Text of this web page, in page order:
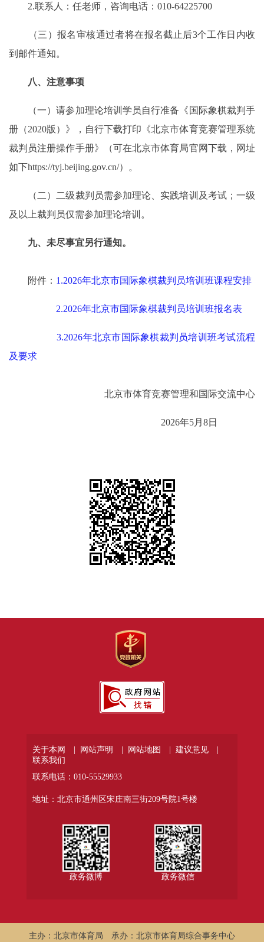
2.联系人：任老师，咨询电话：010-64225700
（三）报名审核通过者将在报名截止后3个工作日内收
到邮件通知。
八、注意事项
（一）请参加理论培训学员自行准备《国际象棋裁判手
册（2020版）》，自行下载打印《北京市体育竞赛管理系统
裁判员注册操作手册》（可在北京市体育局官网下载，网址
如下https://tyj.beijing.gov.cn/）。
（二）二级裁判员需参加理论、实践培训及考试；一级
及以上裁判员仅需参加理论培训。
九、未尽事宜另行通知。
附件： 1.2026年北京市国际象棋裁判员培训班课程安排
2.2026年北京市国际象棋裁判员培训班报名表
3.2026年北京市国际象棋裁判员培训班考试流程
及要求
北京市体育竞赛管理和国际交流中心
2026年5月8日
关于本网 | 网站声明 | 网站地图 |
建议意见 |
联系我们
联系电话：010-55529933
地址：北京市通州区宋庄南三街209号院1号楼
政务微博 政务微信
主办：北京市体育局 承办：北京市体育局综合事务中心